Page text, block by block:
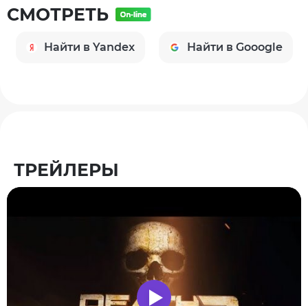
СМОТРЕТЬ
Найти в Yandex Найти в Gooogle
ТРЕЙЛЕРЫ